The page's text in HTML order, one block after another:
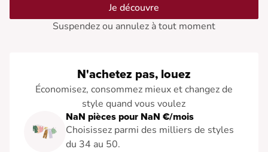
Je découvre
Suspendez ou annulez à tout moment
N'achetez pas, louez
Économisez, consommez mieux et changez de
style quand vous voulez
NaN pièces pour NaN €/mois
Choisissez parmi des milliers de styles
du 34 au 50.